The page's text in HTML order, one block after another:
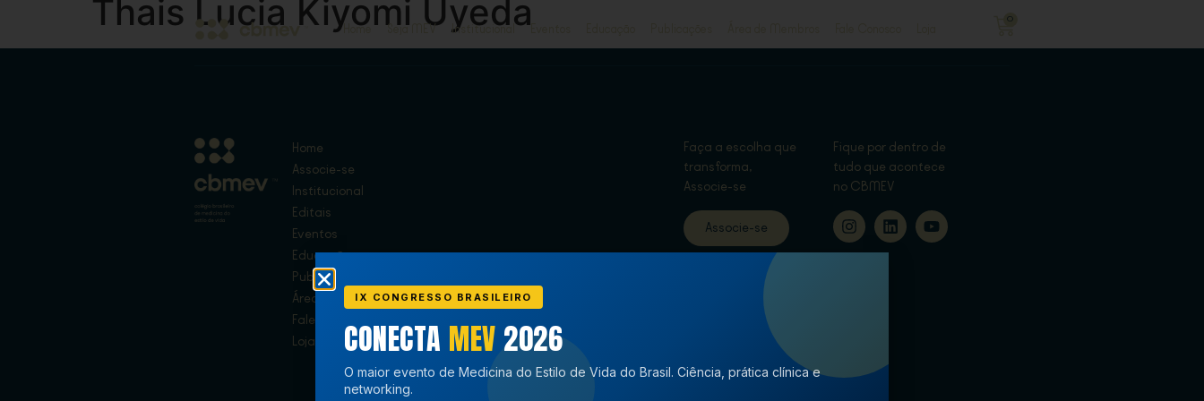
Home Seja MEV Institucional
0
Thais Lucia Kiyomi Uyeda
Home
Associe-se
Institucional
Editais
Eventos
Educação
Publicações
Área de Membros
Fale Conosco
Loja
Faça a escolha que
transforma,
Associe-se
Associe-se
Fique por dentro de
tudo que acontece
no CBMEV
IX CONGRESSO BRASILEIRO
CONECTA MEV 2026
O maior evento de Medicina do Estilo de Vida do Brasil. Ciência, prática clínica e
networking.